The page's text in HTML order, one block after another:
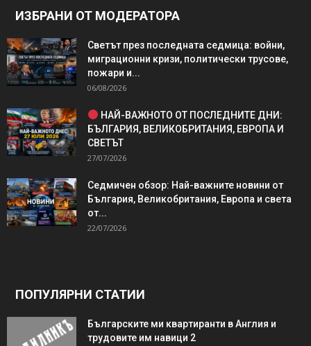
ИЗБРАНИ ОТ МОДЕРАТОРА
Светът през последната седмица: войни,
миграционни кризи, политически трусове,
пожари и...
06/08/2026
НАЙ-ВАЖНОТО ОТ ПОСЛЕДНИТЕ ДНИ:
БЪЛГАРИЯ, ВЕЛИКОБРИТАНИЯ, ЕВРОПА И
СВЕТЪТ
27/07/2026
Седмичен обзор: Най-важните новини от
България, Великобритания, Европа и света
от...
22/07/2026
ПОПУЛЯРНИ СТАТИИ
Българските ми квартиранти в Англия и
трудовите им навици 2